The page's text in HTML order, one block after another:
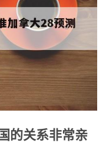
的关系非常亲